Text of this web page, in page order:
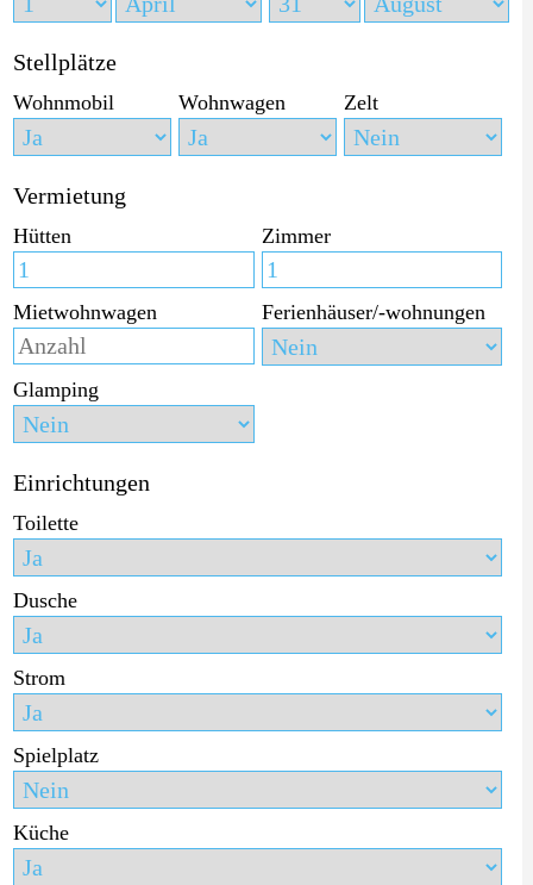
Stellplätze
Wohnmobil Wohnwagen Zelt
Vermietung
Hütten Zimmer
Mietwohnwagen Ferienhäuser/-wohnungen
Glamping
Einrichtungen
Toilette
Dusche
Strom
Spielplatz
Küche